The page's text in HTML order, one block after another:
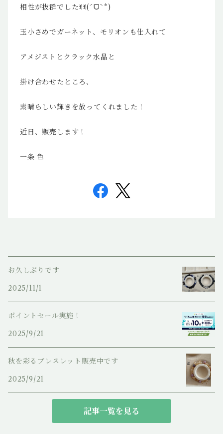
相性が抜群でしたꉂꉂ(ˊᗜˋ*)
玉小さめでガーネット、モリオンも仕入れて
アメジストとクラック水晶と
掛け合わせたところ、
素晴らしい輝きを放ってくれました！
近日、販売します！
一条 色
お久しぶりです
2025/11/1
ポイントセール実施！
2025/9/21
秋を彩るブレスレット販売中です
2025/9/21
記事一覧を見る